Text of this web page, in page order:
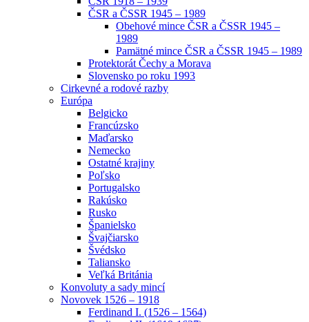
ČSR a ČSSR 1945 – 1989
Obehové mince ČSR a ČSSR 1945 –
1989
Pamätné mince ČSR a ČSSR 1945 – 1989
Protektorát Čechy a Morava
Slovensko po roku 1993
Cirkevné a rodové razby
Európa
Belgicko
Francúzsko
Maďarsko
Nemecko
Ostatné krajiny
Poľsko
Portugalsko
Rakúsko
Rusko
Španielsko
Švajčiarsko
Švédsko
Taliansko
Veľká Británia
Konvoluty a sady mincí
Novovek 1526 – 1918
Ferdinand I. (1526 – 1564)